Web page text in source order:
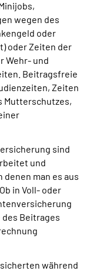
wegen des
oder
oder Zeiten der
Wehr- und
Beitragsfreie
Zeiten
Mutterschutzes,
sind
und
denen man es aus
in Voll- oder
des Beitrages
während